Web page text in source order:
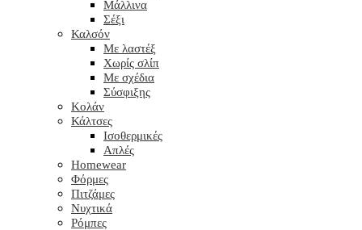
Μάλλινα
Σέξι
Καλσόν
Με λαστέξ
Χωρίς σλίπ
Με σχέδια
Σύσφιξης
Κολάν
Κάλτσες
Ισοθερμικές
Απλές
Homewear
Φόρμες
Πιτζάμες
Νυχτικά
Ρόμπες